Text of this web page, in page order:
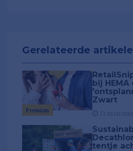
Gerelateerde
Premium
bij HEMA
Zwart
tentje